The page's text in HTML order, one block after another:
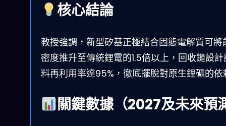
核心結論
教授強調，新型矽基正極結合固態電解質可將
密度推升至傳統鋰電的1.5倍以上，回收鏈設
料再利用率達95%，徹底擺脫對原生鋰礦的依
關鍵數據（2027及未來預